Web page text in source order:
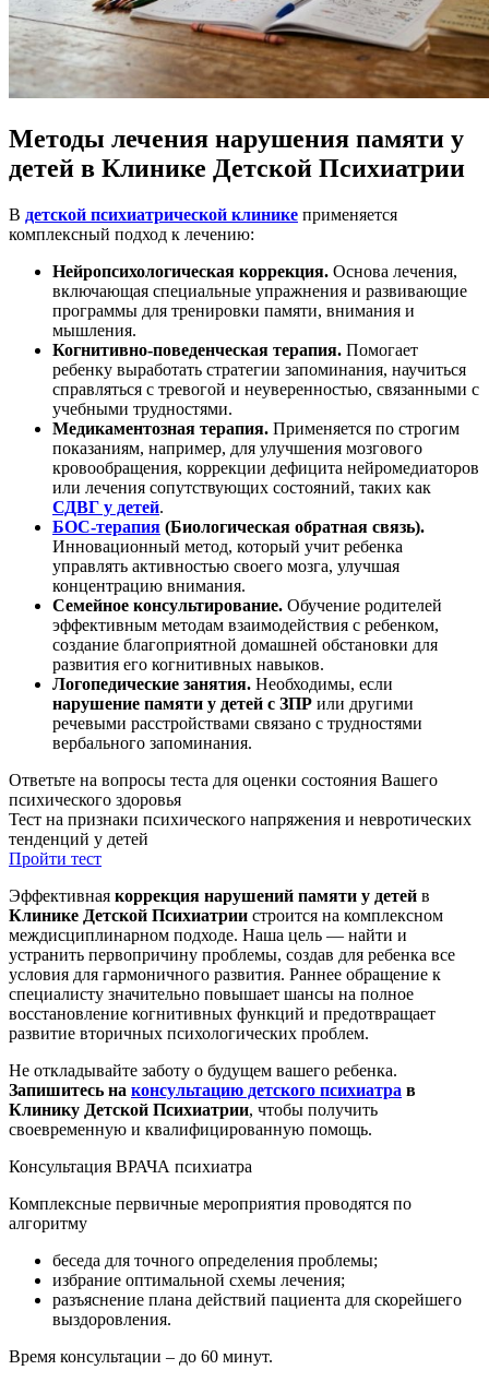
Методы лечения нарушения памяти у
детей в Клинике Детской Психиатрии
В детской психиатрической клинике применяется
комплексный подход к лечению:
Нейропсихологическая коррекция. Основа лечения,
включающая специальные упражнения и развивающие
программы для тренировки памяти, внимания и
мышления.
Когнитивно-поведенческая терапия. Помогает
ребенку выработать стратегии запоминания, научиться
справляться с тревогой и неуверенностью, связанными с
учебными трудностями.
Медикаментозная терапия. Применяется по строгим
показаниям, например, для улучшения мозгового
кровообращения, коррекции дефицита нейромедиаторов
или лечения сопутствующих состояний, таких как
СДВГ у детей.
БОС-терапия (Биологическая обратная связь).
Инновационный метод, который учит ребенка
управлять активностью своего мозга, улучшая
концентрацию внимания.
Семейное консультирование. Обучение родителей
эффективным методам взаимодействия с ребенком,
создание благоприятной домашней обстановки для
развития его когнитивных навыков.
Логопедические занятия. Необходимы, если
нарушение памяти у детей с ЗПР или другими
речевыми расстройствами связано с трудностями
вербального запоминания.
Ответьте на вопросы теста для оценки состояния Вашего
психического здоровья
Тест на признаки психического напряжения и невротических
тенденций у детей
Пройти тест
Эффективная коррекция нарушений памяти у детей в
Клинике Детской Психиатрии строится на комплексном
междисциплинарном подходе. Наша цель — найти и
устранить первопричину проблемы, создав для ребенка все
условия для гармоничного развития. Раннее обращение к
специалисту значительно повышает шансы на полное
восстановление когнитивных функций и предотвращает
развитие вторичных психологических проблем.
Не откладывайте заботу о будущем вашего ребенка.
Запишитесь на консультацию детского психиатра в
Клинику Детской Психиатрии, чтобы получить
своевременную и квалифицированную помощь.
Консультация ВРАЧА психиатра
Комплексные первичные мероприятия проводятся по
алгоритму
беседа для точного определения проблемы;
избрание оптимальной схемы лечения;
разъяснение плана действий пациента для скорейшего
выздоровления.
Время консультации – до 60 минут.